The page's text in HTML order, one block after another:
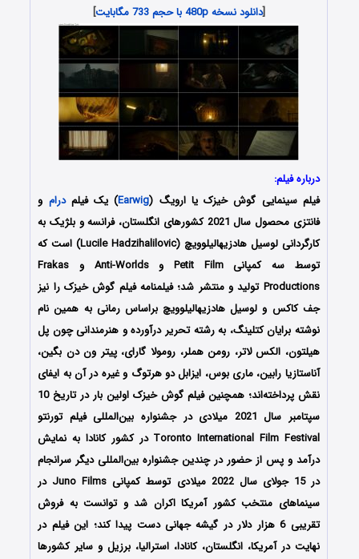
[دانلود نسخه 480p با حجم 733 مگابایت ]
درباره فیلم:
فیلم سینمایی گوش‌ خیزک یا ارویگ (Earwig) یک فیلمدرام و
فانتزی محصول سال 2021 کشورهای انگلستان، فرانسه و بلژیک به
کارگردانی لوسیل هادزیهالیلوویچ (Lucile Hadzihalilovic) است که
توسط سه کمپانی Petit Film و Anti-Worlds و Frakas
Productions تولید و منتشر شد؛ فیلمنامه فیلم گوش خیزک را نیز
جف کاکس و لوسیل هادزیهالیلوویچ براساس رمانی به همین نام
نوشته برایان کتلینگ، به رشته تحریر درآورده و هنرمندانی چون پل
هیلتون، الکس لاتر، رومن هملر، رومولا گارای، پیتر ون دن بگین،
آناستازیا رابین، ماری بوس، ایزابل دو هرتوگ و غیره در آن به ایفای
نقش پرداخته‌اند؛ همچنین فیلم گوش‌ خیزک اولین بار در تاریخ 10
سپتامبر سال 2021 میلادی در جشنواره بین‌المللی فیلم تورنتو
Toronto International Film Festival در کشور کانادا به نمایش
درآمد و پس از حضور در چندین جشنواره بین‌المللی دیگر سرانجام
در 15 جولای سال 2022 میلادی توسط کمپانی Juno Films در
سینماهای منتخب کشور آمریکا اکران شد و توانست به فروش
تقریبی 6 هزار دلار در گیشه جهانی دست پیدا کند؛ این فیلم در
نهایت در آمریکا، انگلستان، کانادا، استرالیا، برزیل و سایر کشورها